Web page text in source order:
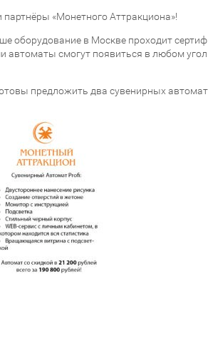
«Монетного Аттракциона»!
оборудование в Москве проходит
автоматы смогут появиться в любом
предложить два сувенирных